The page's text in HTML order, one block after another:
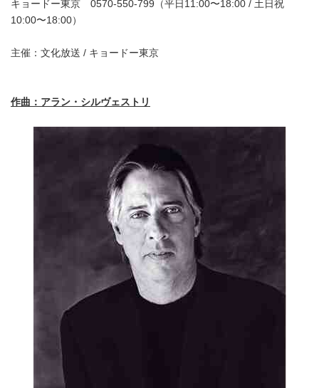
キョードー東京 0570-550-799（平日11:00〜18:00 / 土日祝
10:00〜18:00）
主催：文化放送 / キョードー東京
作曲：アラン・シルヴェストリ